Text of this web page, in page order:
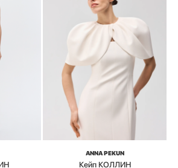
ANNA PEKUN
Кейп КОЛЛИН